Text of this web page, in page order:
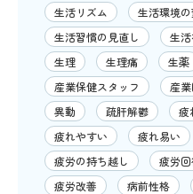
生活リズム
生活環境
生活習慣の見直し
生
生理
生理痛 生薬
産業保健スタッフ
産
異動
疏肝解鬱 疲
疲れやすい
疲れ易い
疲労の持ち越し
疲労回
疲労改善
病前性格